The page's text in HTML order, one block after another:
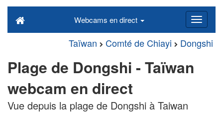
Webcams en direct
Taïwan Comté de Chiayi Dongshi
Plage de Dongshi - Taïwan
webcam en direct
Vue depuis la plage de Dongshi à Taiwan